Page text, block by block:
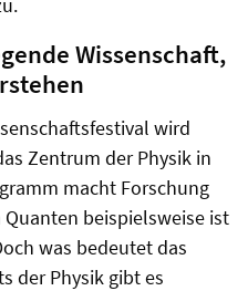
Wissenschaft,
wird
Zentrum der Physik in
macht Forschung
beispielsweise ist
was bedeutet das
der Physik gibt es